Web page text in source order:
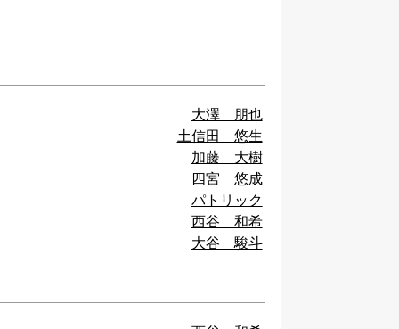
大澤 朋也
土信田 悠生
加藤 大樹
四宮 悠成
パトリック
西谷 和希
大谷 駿斗